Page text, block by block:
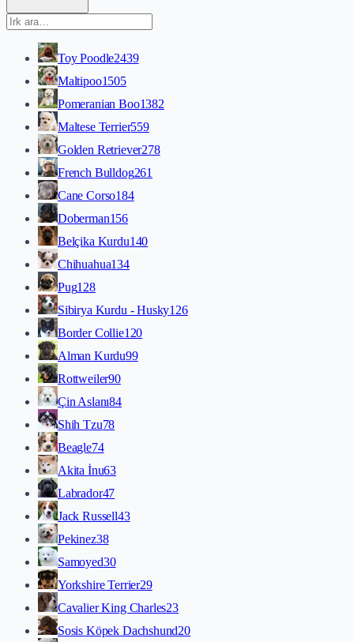
Toy Poodle2439
Maltipoo1505
Pomeranian Boo1382
Maltese Terrier559
Golden Retriever278
French Bulldog261
Cane Corso184
Doberman156
Belçika Kurdu140
Chihuahua134
Pug128
Sibirya Kurdu - Husky126
Border Collie120
Alman Kurdu99
Rottweiler90
Çin Aslanı84
Shih Tzu78
Beagle74
Akita İnu63
Labrador47
Jack Russell43
Pekinez38
Samoyed30
Yorkshire Terrier29
Cavalier King Charles23
Sosis Köpek Dachshund20